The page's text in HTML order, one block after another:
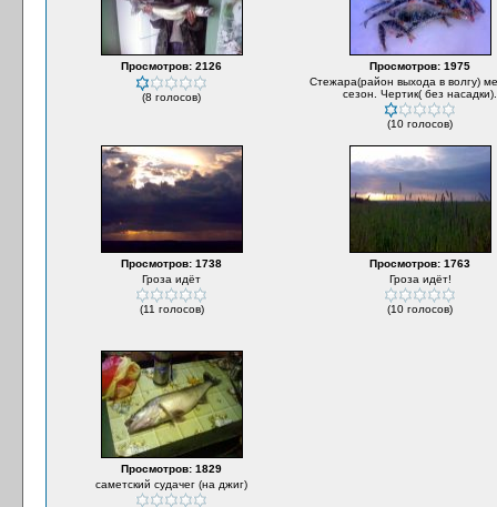
Просмотров: 2126
(8 голосов)
Просмотров: 1975
Стежара(район выхода в волгу)
сезон. Чертик( без насадки).
(10 голосов)
Просмотров: 1738
Гроза идёт
(11 голосов)
Просмотров: 1763
Гроза идёт!
(10 голосов)
Просмотров: 1829
саметский судачег (на джиг)